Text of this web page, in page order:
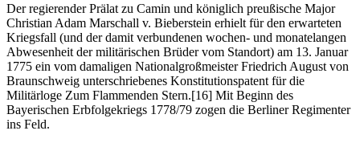
Der regierender Prälat zu Camin und königlich preußische Major
Christian Adam Marschall v. Bieberstein erhielt für den erwarteten
Kriegsfall (und der damit verbundenen wochen- und monatelangen
Abwesenheit der militärischen Brüder vom Standort) am 13. Januar
1775 ein vom damaligen Nationalgroßmeister Friedrich August von
Braunschweig unterschriebenes Konstitutionspatent für die
Militärloge Zum Flammenden Stern.[16] Mit Beginn des
Bayerischen Erbfolgekriegs 1778/79 zogen die Berliner Regimenter
ins Feld.